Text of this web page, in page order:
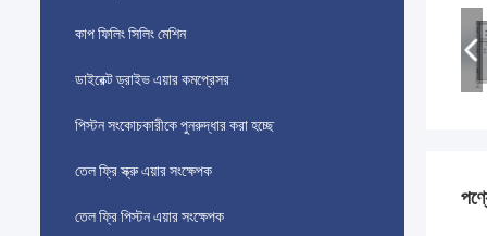
কাপ ফিলিং সিলিং মেশিন
ডাইরেক্ট ড্রাইভ এয়ার কমপ্রেসর
পিস্টন সংকোচকারীকে পুনরুদ্ধার করা হচ্ছে
তেল ফ্রি স্ক্রু এয়ার সংক্ষেপক
তেল ফ্রি পিস্টন এয়ার সংক্ষেপক